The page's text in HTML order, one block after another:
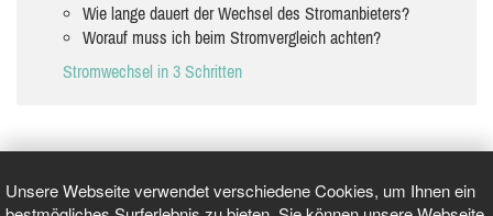
Unsere Webseite verwendet verschiedene Cookies, um Ihnen ein
Wie lange dauert der Wechsel des Stromanbieters?
Worauf muss ich beim Stromvergleich achten?
Stromwechsel in 3 Schritten